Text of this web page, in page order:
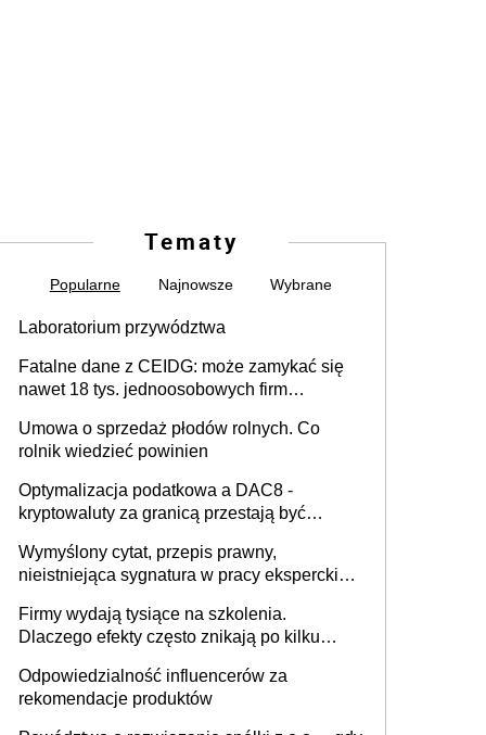
Tematy
Popularne Najnowsze Wybrane
Laboratorium przywództwa
Fatalne dane z CEIDG: może zamykać się
nawet 18 tys. jednoosobowych firm
Umowa o sprzedaż płodów rolnych. Co
rolnik wiedzieć powinien
Optymalizacja podatkowa a DAC8 -
kryptowaluty za granicą przestają być
Wymyślony cytat, przepis prawny,
nieistniejąca sygnatura w pracy eksperckiej -
firmie
Firmy wydają tysiące na szkolenia.
Dlaczego efekty często znikają po kilku
Odpowiedzialność influencerów za
rekomendacje produktów